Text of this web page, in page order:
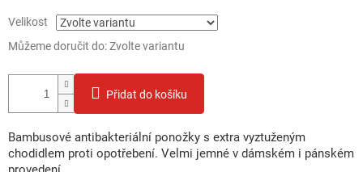
Velikost
Můžeme doručit do:Zvolte variantu
Přidat do košíku
Bambusové antibakteriální ponožky s extra vyztuženým
chodidlem proti opotřebení. Velmi jemné v dámském i pánském